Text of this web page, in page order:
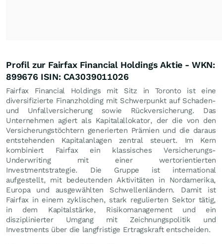
Profil zur Fairfax Financial Holdings Aktie - WKN:
899676 ISIN: CA3039011026
Fairfax Financial Holdings mit Sitz in Toronto ist eine
diversifizierte Finanzholding mit Schwerpunkt auf Schaden-
und Unfallversicherung sowie Rückversicherung. Das
Unternehmen agiert als Kapitalallokator, der die von den
Versicherungstöchtern generierten Prämien und die daraus
entstehenden Kapitalanlagen zentral steuert. Im Kern
kombiniert Fairfax ein klassisches Versicherungs-
Underwriting mit einer wertorientierten
Investmentstrategie. Die Gruppe ist international
aufgestellt, mit bedeutenden Aktivitäten in Nordamerika,
Europa und ausgewählten Schwellenländern. Damit ist
Fairfax in einem zyklischen, stark regulierten Sektor tätig,
in dem Kapitalstärke, Risikomanagement und ein
disziplinierter Umgang mit Zeichnungspolitik und
Investments über die langfristige Ertragskraft entscheiden.